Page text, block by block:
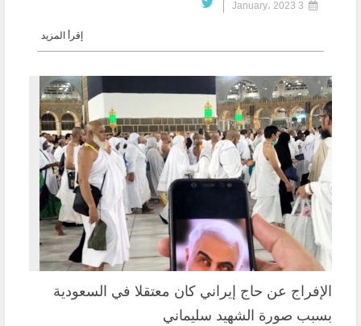
إقرأ المزيد
الإفراج عن حاج إيراني كان معتقلا في السعودية
بسبب صورة الشهيد سليماني